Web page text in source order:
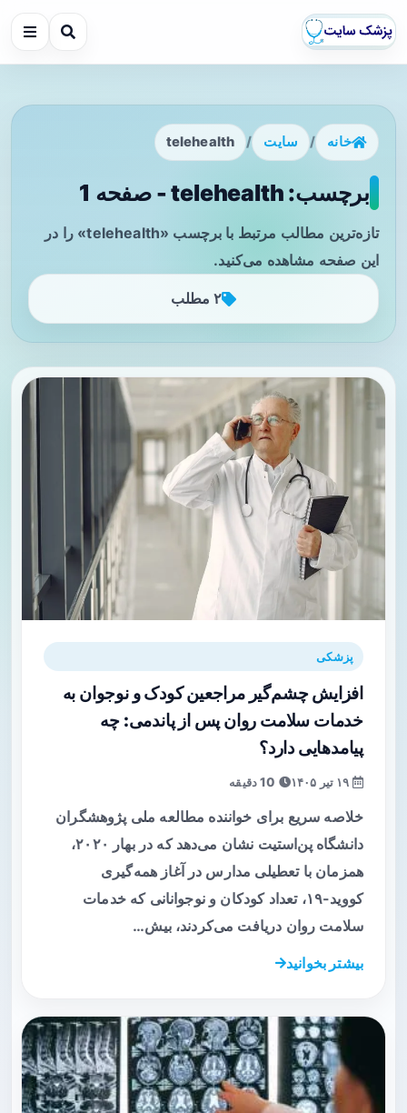
خانه / سایت /
telehealth
برچسب: telehealth - صفحه 1
تازه‌ترین مطالب مرتبط با برچسب «telehealth» را در
این صفحه مشاهده می‌کنید.
۲ مطلب
پزشکی
افزایش چشم‌گیر مراجعین کودک و نوجوان به
خدمات سلامت روان پس از پاندمی: چه
پیامدهایی دارد؟
خلاصه سریع برای خواننده مطالعه ملی پژوهشگران
دانشگاه پن‌استیت نشان می‌دهد که در بهار ۲۰۲۰،
همزمان با تعطیلی مدارس در آغاز همه‌گیری
کووید-۱۹، تعداد کودکان و نوجوانانی که خدمات
سلامت روان دریافت می‌کردند، بیش…
بیشتر بخوانید